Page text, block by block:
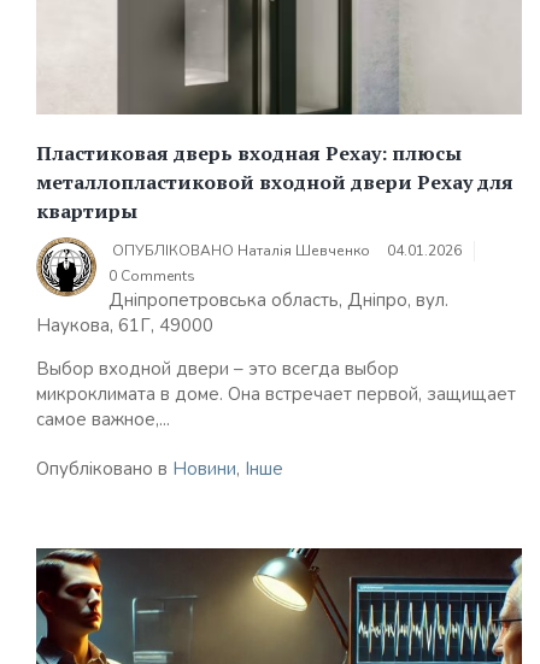
Пластиковая дверь входная Рехау: плюсы
металлопластиковой входной двери Рехау для
квартиры
ОПУБЛІКОВАНО Наталія Шевченко
04.01.2026
0 Comments
Дніпропетровська область, Дніпро, вул.
Наукова, 61Г, 49000
Выбор входной двери – это всегда выбор
микроклимата в доме. Она встречает первой, защищает
самое важное,...
Опубліковано в Новини, Інше